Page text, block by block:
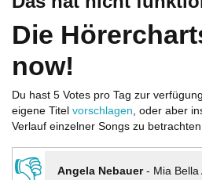
Die
now!
Du hast 5 Votes pro Tag zur
eigene Titel vorschlagen, oder aber
Verlauf einzelner Songs zu
👎 Angela Nebauer- Mia Bella